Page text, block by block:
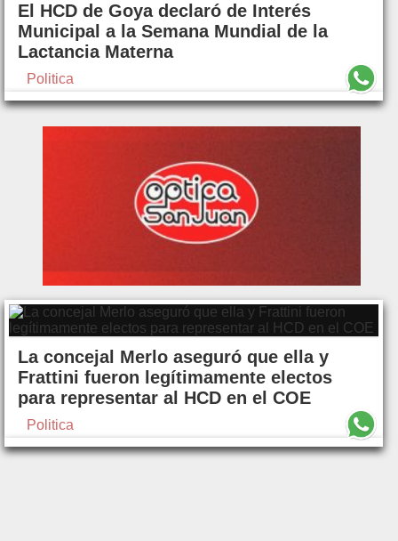
El HCD de Goya declaró de Interés
Municipal a la Semana Mundial de la
Lactancia Materna
Politica
La concejal Merlo aseguró que ella y
Frattini fueron legítimamente electos
para representar al HCD en el COE
Politica